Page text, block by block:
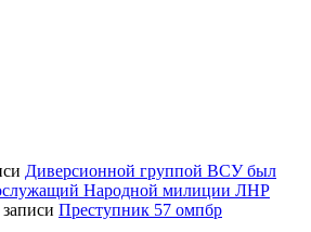
Диверсионной группой ВСУ был
Народной милиции ЛНР
Преступник 57 омпбр